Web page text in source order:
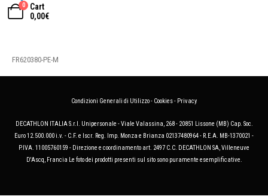
0
Cart
0,00€
FR620380-PE-M
Condizioni Generali di Utilizzo- Cookies- Privacy
DECATHLON ITALIA S.r.l. Unipersonale - Viale Valassina, 268 - 20851 Lissone (MB) Cap. Soc.
Euro 12.500.000 i.v. - C.F. e Iscr. Reg. Imp. Monza e Brianza 02137480964 - R.E.A. MB-1370021 -
P.IVA. 11005760159 - Direzione e coordinamento art. 2497 C.C. DECATHLON SA, Villeneuve
D'Ascq, Francia Le foto dei prodotti presenti sul sito sono puramente esemplificative.